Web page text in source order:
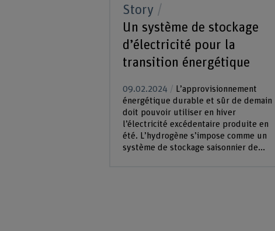
Story
Un système de stockage
d’électricité pour la
transition énergétique
09.02.2024
L’approvisionnement
énergétique durable et sûr de demain
doit pouvoir utiliser en hiver
l’électricité excédentaire produite en
été. L’hydrogène s’impose comme un
système de stockage saisonnier de...